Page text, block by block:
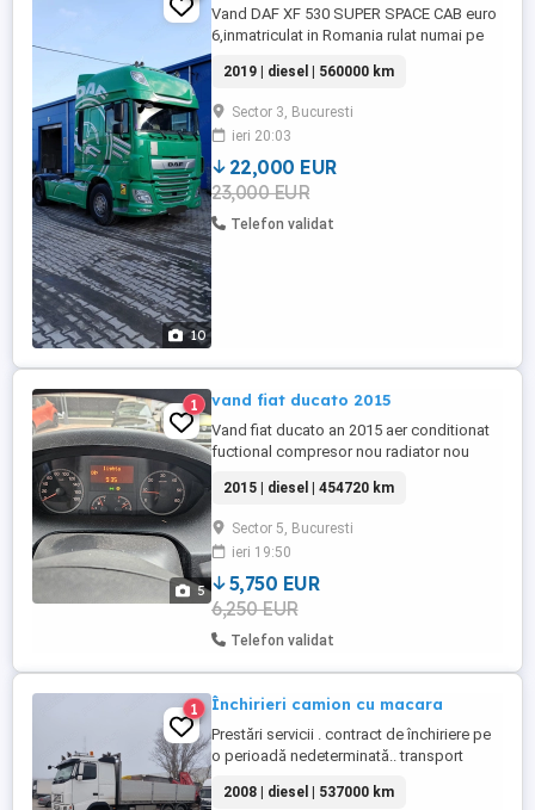
10
Vand DAF XF 530 SUPER SPACE CAB euro
6,inmatriculat in Romania rulat numai pe
facute doar la Daf. -Serie
sasiu:XLRTEH4300G271113. -2019 -Cutie
ZF Retarder -Clima stationare -
Standard,cauciucuri 315 70 22.5, axa fata
50%,axa spate 70%. -560.000km -Cutie
automata 12 ...
2019 | diesel | 560000 km
Sector 3, Bucuresti
ieri 20:03
22,000 EUR
23,000 EUR
Telefon validat
5
1 vand fiat ducato 2015
Vand fiat ducato an 2015 aer conditionat
fuctional compresor nou radiator nou
ulei facuta de curand maxim 1000 km.
Masina functioneaza in regim de curierat
maxim 50 km pe zi. Pentru mai multe
detalii ma puteti contacta telefonic.
2015 | diesel | 454720 km
Sector 5, Bucuresti
ieri 19:50
5,750 EUR
6,250 EUR
Telefon validat
1 Închirieri camion cu macara
Prestări servicii . contract de închiriere pe
o perioadă nedeterminată.. transport
15ani.efectuam diverse lucrări cu
2008 | diesel | 537000 km